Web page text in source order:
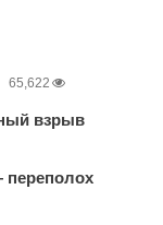
65,622
взрыв
переполох